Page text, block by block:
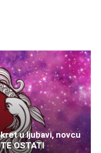
u ljubavi, novcu
OSTATI